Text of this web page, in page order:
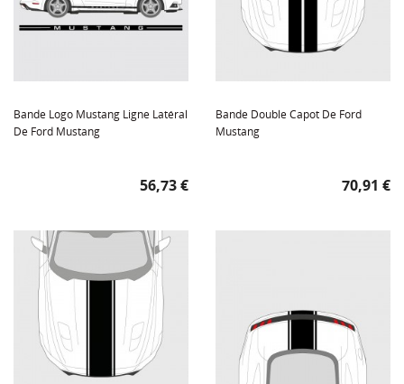
Bande Logo Mustang Ligne Latéral
De Ford Mustang
Prix
56,73 €
Bande Double Capot De Ford
Mustang
Prix
70,91 €